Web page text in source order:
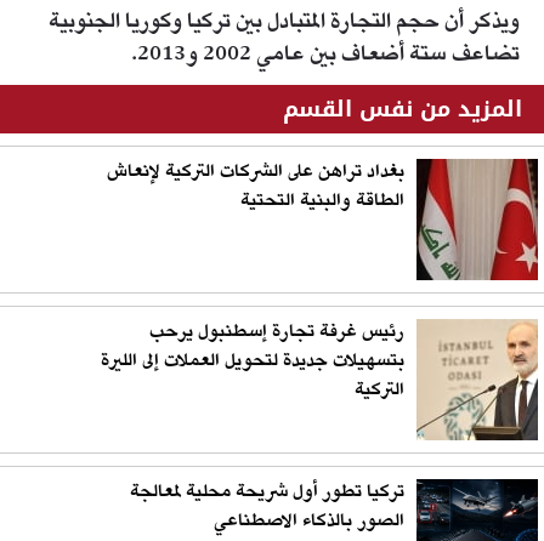
ويذكر أن حجم التجارة المتبادل بين تركيا وكوريا الجنوبية
تضاعف ستة أضعاف بين عامي 2002 و2013.
المزيد من نفس القسم
بغداد تراهن على الشركات التركية لإنعاش
الطاقة والبنية التحتية
رئيس غرفة تجارة إسطنبول يرحب
بتسهيلات جديدة لتحويل العملات إلى الليرة
التركية
تركيا تطور أول شريحة محلية لمعالجة
الصور بالذكاء الاصطناعي